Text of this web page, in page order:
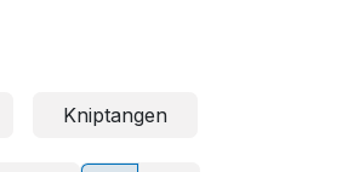
Kniptangen